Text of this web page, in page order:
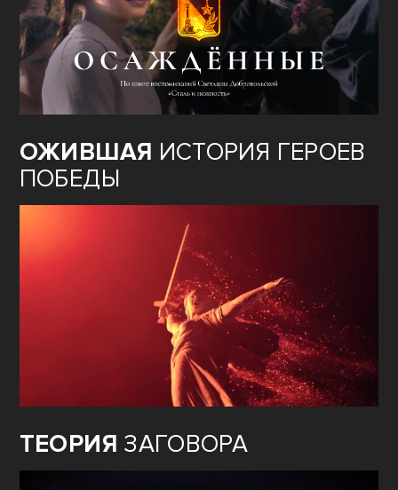
ОЖИВШАЯ ИСТОРИЯ ГЕРОЕВ
ПОБЕДЫ
ТЕОРИЯ ЗАГОВОРА